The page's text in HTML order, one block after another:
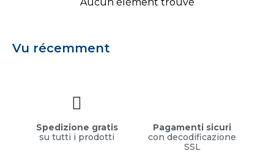
Aucun élément trouvé
Vu récemment
Spedizione gratis
su tutti i prodotti
Pagamenti sicuri
con decodificazione
SSL